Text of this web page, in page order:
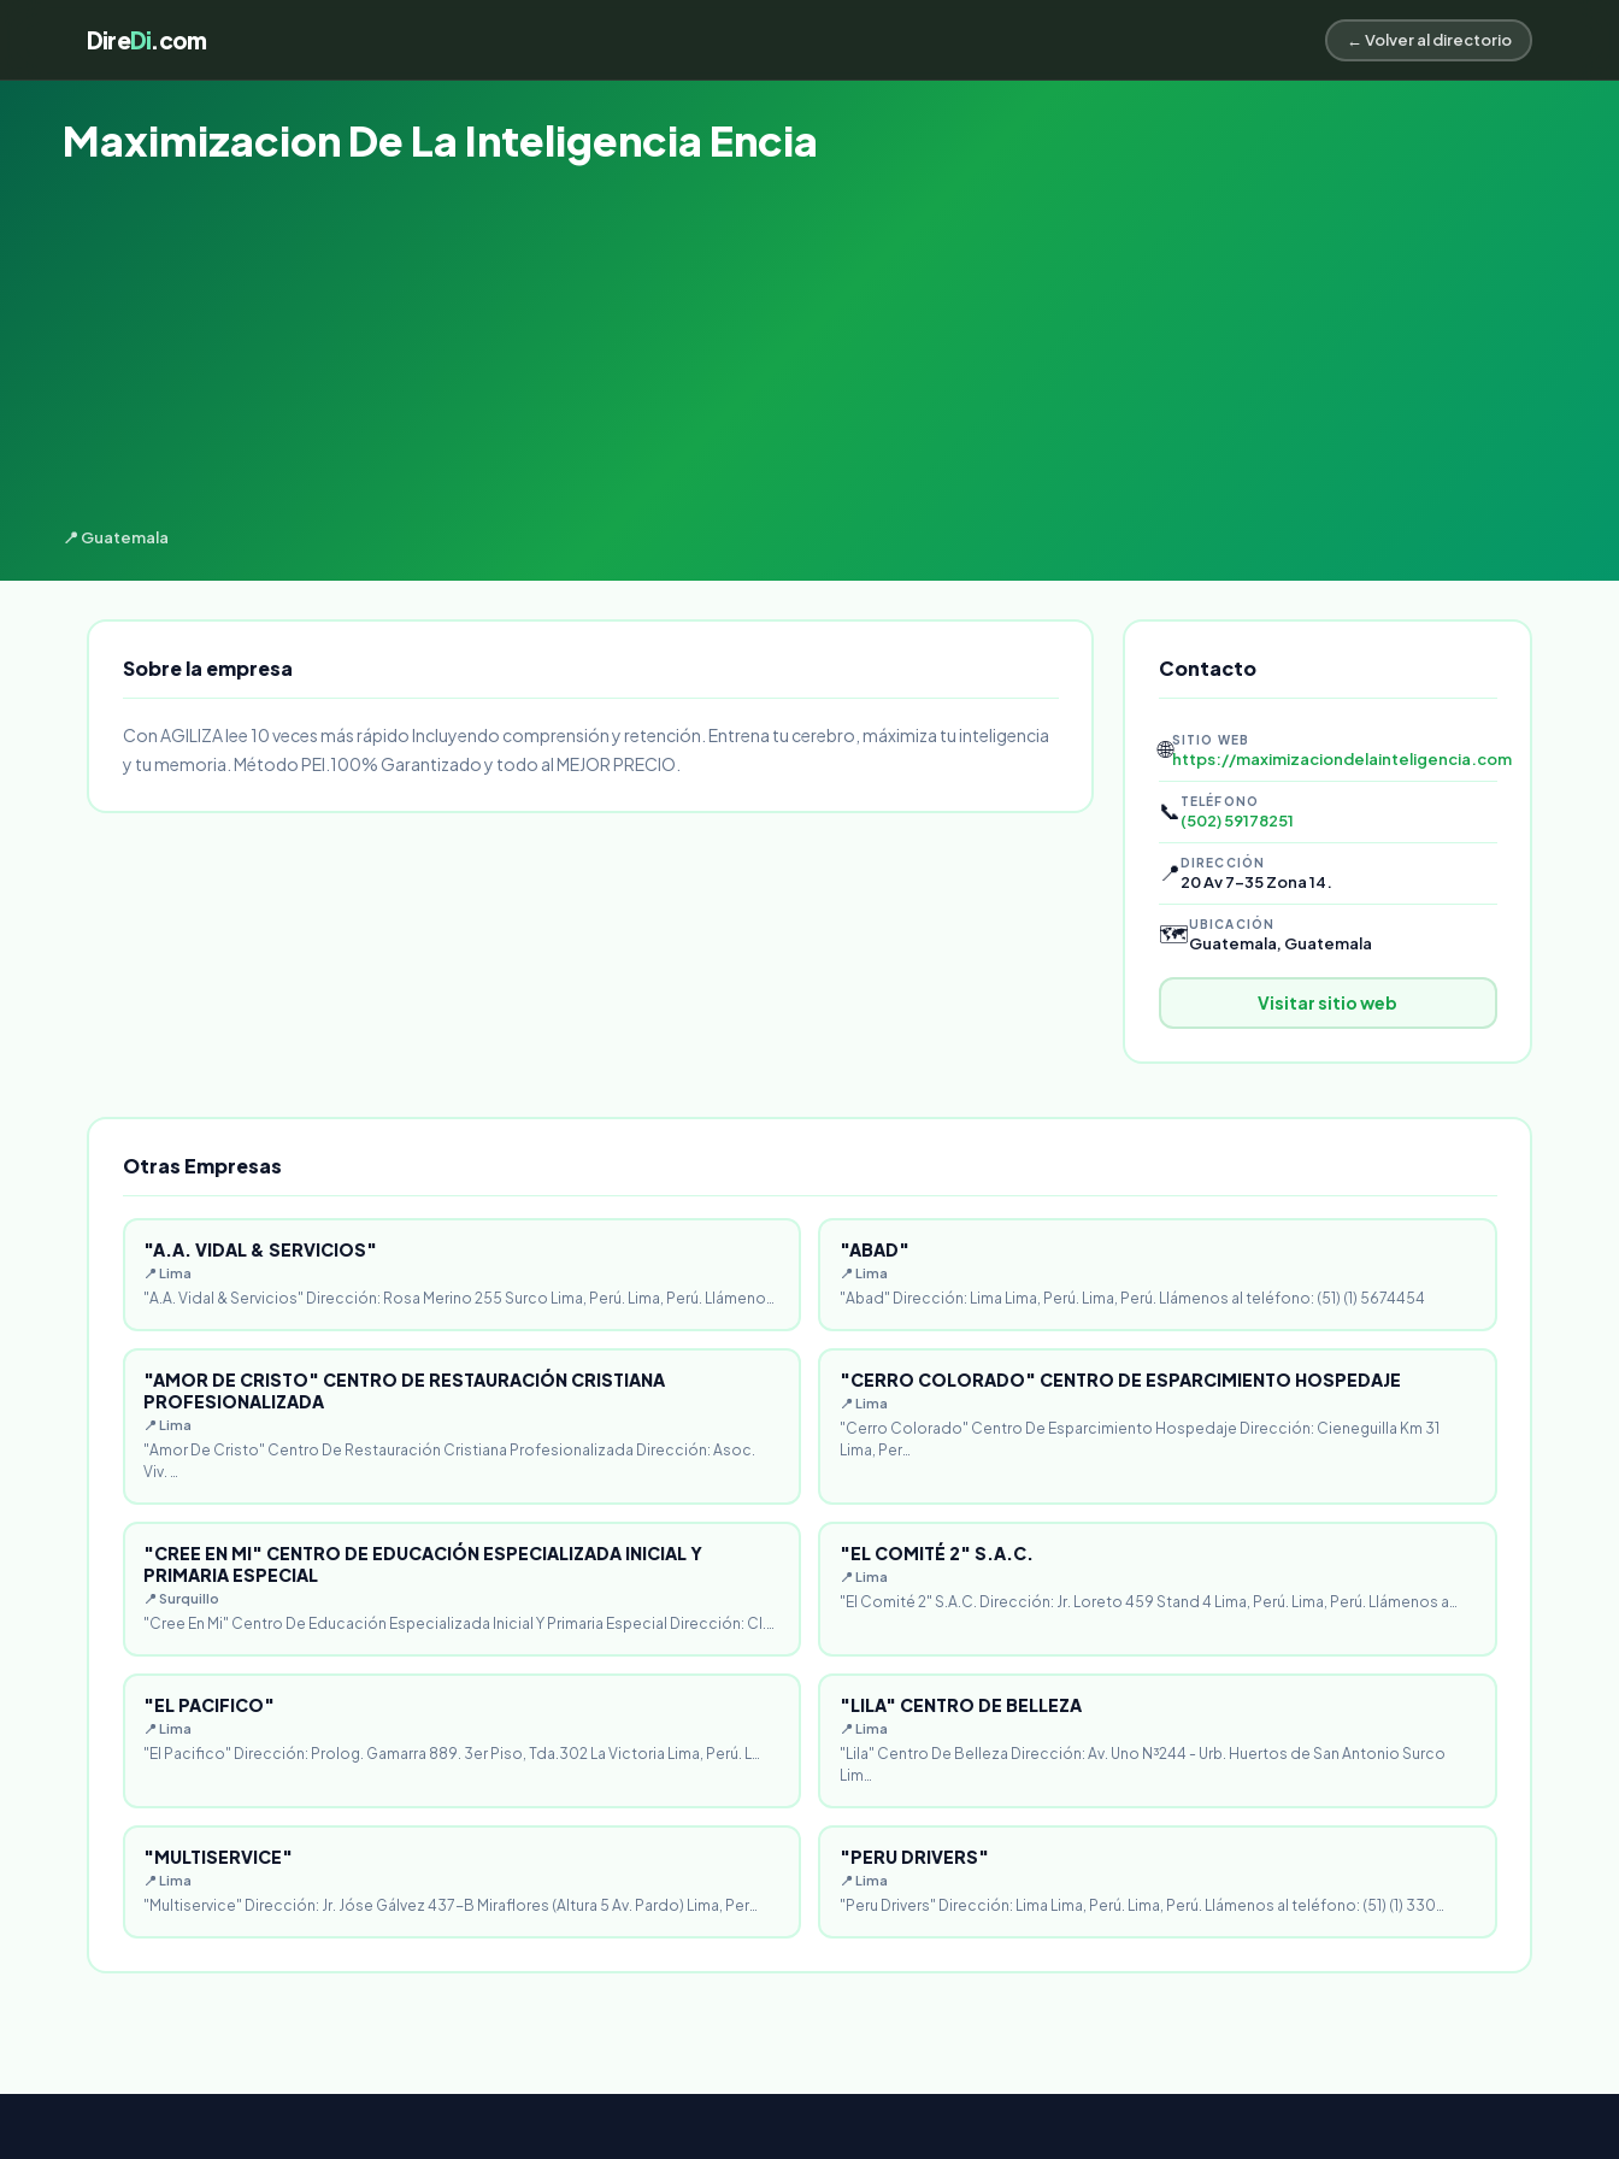
DireDi.com ← Volver al directorio
Maximizacion De La Inteligencia Encia
📍 Guatemala
Sobre la empresa
Con AGILIZA lee 10 veces más rápido Incluyendo comprensión y retención. Entrena tu cerebro, máximiza tu inteligencia
y tu memoria. Método PEI.100% Garantizado y todo al MEJOR PRECIO.
Contacto
🌐SITIO WEB
https://maximizaciondelainteligencia.com
📞 TELÉFONO
(502) 59178251
📍DIRECCIÓN
20 Av 7-35 Zona 14.
🗺️UBICACIÓN
Guatemala, Guatemala
Visitar sitio web
Otras Empresas
"A.A. VIDAL & SERVICIOS"
📍 Lima
"A.A. Vidal & Servicios" Dirección: Rosa Merino 255 Surco Lima, Perú. Lima, Perú. Llámeno…
"ABAD"
📍 Lima
"Abad" Dirección: Lima Lima, Perú. Lima, Perú. Llámenos al teléfono: (51) (1) 5674454
"AMOR DE CRISTO" CENTRO DE RESTAURACIÓN CRISTIANA
PROFESIONALIZADA
📍 Lima
"Amor De Cristo" Centro De Restauración Cristiana Profesionalizada Dirección: Asoc.
Viv. …
"CERRO COLORADO" CENTRO DE ESPARCIMIENTO HOSPEDAJE
📍 Lima
"Cerro Colorado" Centro De Esparcimiento Hospedaje Dirección: Cieneguilla Km 31
Lima, Per…
"CREE EN MI" CENTRO DE EDUCACIÓN ESPECIALIZADA INICIAL Y
PRIMARIA ESPECIAL
📍 Surquillo
"Cree En Mi" Centro De Educación Especializada Inicial Y Primaria Especial Dirección: Cl.…
"EL COMITÉ 2" S.A.C.
📍 Lima
"El Comité 2" S.A.C. Dirección: Jr. Loreto 459 Stand 4 Lima, Perú. Lima, Perú. Llámenos a…
"EL PACIFICO"
📍 Lima
"El Pacifico" Dirección: Prolog. Gamarra 889. 3er Piso, Tda.302 La Victoria Lima, Perú. L…
"LILA" CENTRO DE BELLEZA
📍 Lima
"Lila" Centro De Belleza Dirección: Av. Uno N³244 - Urb. Huertos de San Antonio Surco
Lim…
"MULTISERVICE"
📍 Lima
"Multiservice" Dirección: Jr. Jóse Gálvez 437-B Miraflores (Altura 5 Av. Pardo) Lima, Per…
"PERU DRIVERS"
📍 Lima
"Peru Drivers" Dirección: Lima Lima, Perú. Lima, Perú. Llámenos al teléfono: (51) (1) 330…